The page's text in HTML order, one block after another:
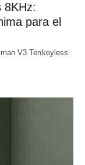
8KHz:
para el
V3 Tenkeyless